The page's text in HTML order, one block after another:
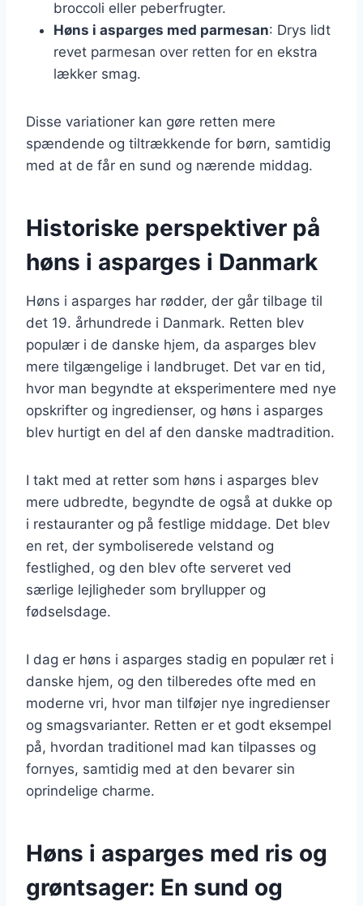
broccoli eller peberfrugter.
Høns i asparges med parmesan: Drys lidt
revet parmesan over retten for en ekstra
lækker smag.
Disse variationer kan gøre retten mere
spændende og tiltrækkende for børn, samtidig
med at de får en sund og nærende middag.
Historiske perspektiver på
høns i asparges i Danmark
Høns i asparges har rødder, der går tilbage til
det 19. århundrede i Danmark. Retten blev
populær i de danske hjem, da asparges blev
mere tilgængelige i landbruget. Det var en tid,
hvor man begyndte at eksperimentere med nye
opskrifter og ingredienser, og høns i asparges
blev hurtigt en del af den danske madtradition.
I takt med at retter som høns i asparges blev
mere udbredte, begyndte de også at dukke op
i restauranter og på festlige middage. Det blev
en ret, der symboliserede velstand og
festlighed, og den blev ofte serveret ved
særlige lejligheder som bryllupper og
fødselsdage.
I dag er høns i asparges stadig en populær ret i
danske hjem, og den tilberedes ofte med en
moderne vri, hvor man tilføjer nye ingredienser
og smagsvarianter. Retten er et godt eksempel
på, hvordan traditionel mad kan tilpasses og
fornyes, samtidig med at den bevarer sin
oprindelige charme.
Høns i asparges med ris og
grøntsager: En sund og